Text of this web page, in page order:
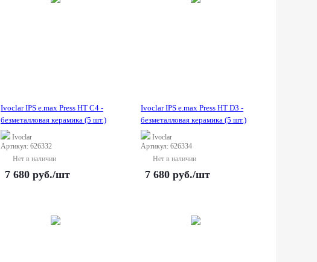
Ivoclar IPS e.max Press HT C4 -
безметалловая керамика (5 шт.)
Ivoclar
Артикул: 626332
Нет в наличии
7 680 руб./шт
Ivoclar IPS e.max Press HT D3 -
безметалловая керамика (5 шт.)
Ivoclar
Артикул: 626334
Нет в наличии
7 680 руб./шт